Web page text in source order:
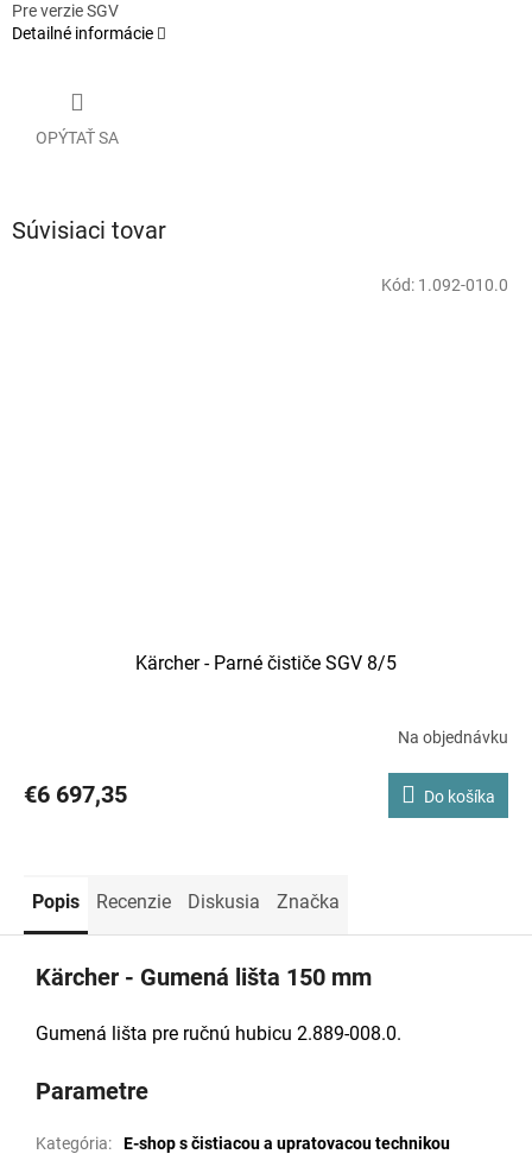
Pre verzie SGV
Detailné informácie
OPÝTAŤ SA
Súvisiaci tovar
Kärcher - Parné čističe SGV 8/5
Na objednávku
€6 697,35 Do košíka
Kód: 1.092-010.0
Popis Recenzie Diskusia Značka
Kärcher - Gumená lišta 150 mm
Gumená lišta pre ručnú hubicu 2.889-008.0.
Parametre
Kategória:
E-shop s čistiacou a upratovacou technikou